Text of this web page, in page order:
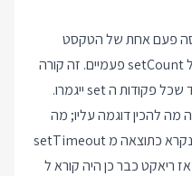
פעם אחת של הטקסט
Counter::render, למרות שקראנו ל setCount פעמיים. זה קורה
בגלל ש React מחכה עם העדכון עד שכל פקודות ה set ייגמרו.
מה להכין דוגמה עליו; מה
שמעניין בריאקט זה שאם הקוד היה נקרא כתוצאה מ setTimeout
ריאקט כבר כן היה קורא ל